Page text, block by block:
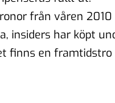
från våren
insiders har köpt
finns en framtidstro